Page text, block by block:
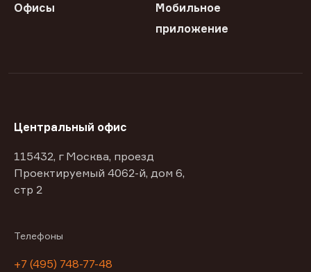
Офисы
Мобильное
приложение
Центральный офис
115432, г Москва, проезд
Проектируемый 4062-й, дом 6,
стр 2
Телефоны
+7 (495) 748-77-48